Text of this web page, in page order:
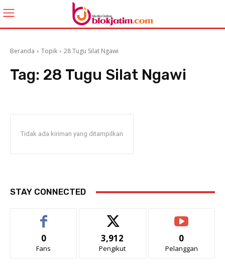
Beranda Topik 28 Tugu Silat Ngawi
Tag: 28 Tugu Silat Ngawi
Tidak ada kiriman yang ditampilkan
STAY CONNECTED
0
Fans
3,912
Pengikut
0
Pelanggan